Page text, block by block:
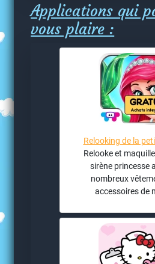
Applications qui
vous plaire :
Relooking de la
Relooke et
sirène princesse
nombreux
accessoires de